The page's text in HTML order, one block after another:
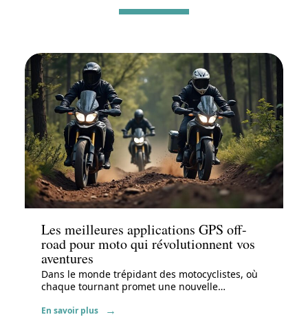
Actu
Les meilleures applications GPS off-
road pour moto qui révolutionnent vos
aventures
Dans le monde trépidant des motocyclistes, où
chaque tournant promet une nouvelle…
En savoir plus